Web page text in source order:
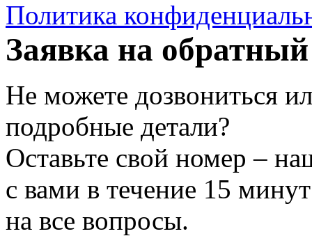
Политика
Заявка на
Не можете дозвониться
подробные детали?
Оставьте свой номер –
с вами в течение 15
на все вопросы.